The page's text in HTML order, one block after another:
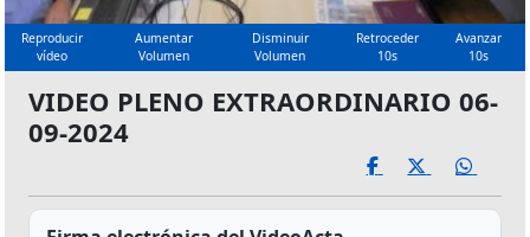
Reproducir
vídeo
Aumentar
Volumen
Disminuir
Volumen
Retroceder
10s
Avanzar
10s
VIDEO PLENO EXTRAORDINARIO 06-
09-2024